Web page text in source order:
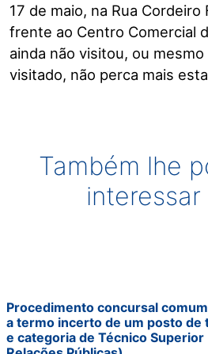
17 de maio, na Rua Cordeiro
frente ao Centro Comercial
ainda não visitou, ou
visitado, não perca mais
Também lhe
interessar
Procedimento concursal
a termo incerto de um posto de
e categoria de Técnico Superior